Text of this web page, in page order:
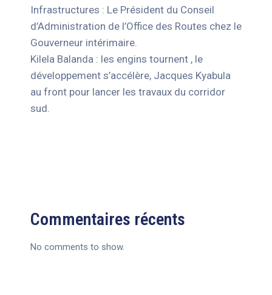
Infrastructures : Le Président du Conseil
d’Administration de l’Office des Routes chez le
Gouverneur intérimaire.
Kilela Balanda : les engins tournent , le
développement s’accélère, Jacques Kyabula
au front pour lancer les travaux du corridor
sud.
Commentaires récents
No comments to show.